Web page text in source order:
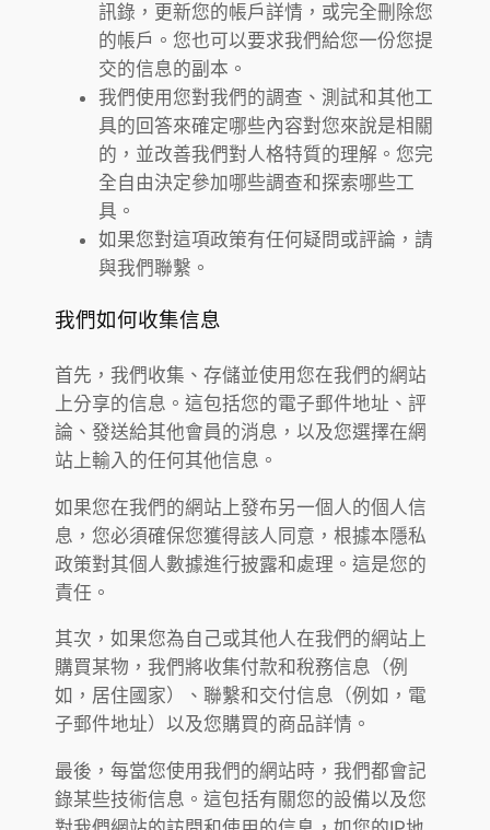
訊錄，更新您的帳戶詳情，或完全刪除您
的帳戶。您也可以要求我們給您一份您提
交的信息的副本。
我們使用您對我們的調查、測試和其他工
具的回答來確定哪些內容對您來說是相關
的，並改善我們對人格特質的理解。您完
全自由決定參加哪些調查和探索哪些工
具。
如果您對這項政策有任何疑問或評論，請
與我們聯繫。
我們如何收集信息
首先，我們收集、存儲並使用您在我們的網站
上分享的信息。這包括您的電子郵件地址、評
論、發送給其他會員的消息，以及您選擇在網
站上輸入的任何其他信息。
如果您在我們的網站上發布另一個人的個人信
息，您必須確保您獲得該人同意，根據本隱私
政策對其個人數據進行披露和處理。這是您的
責任。
其次，如果您為自己或其他人在我們的網站上
購買某物，我們將收集付款和稅務信息（例
如，居住國家）、聯繫和交付信息（例如，電
子郵件地址）以及您購買的商品詳情。
最後，每當您使用我們的網站時，我們都會記
錄某些技術信息。這包括有關您的設備以及您